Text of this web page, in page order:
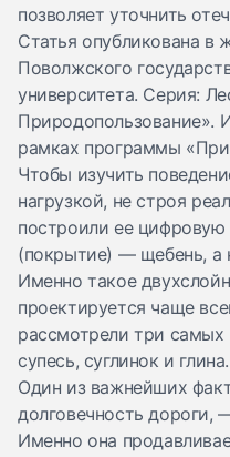
позволяет уточнить
Статьяопубликована в
Поволжского
университета. Серия:
Природопользование».
рамках программы
Чтобы изучить
нагрузкой, не строя
построили ее
(покрытие) — щебень, а
Именно такое
проектируется чаще
рассмотрели три самых
супесь, суглинок и глина.
Один из важнейших
долговечность дороги,
Именно она